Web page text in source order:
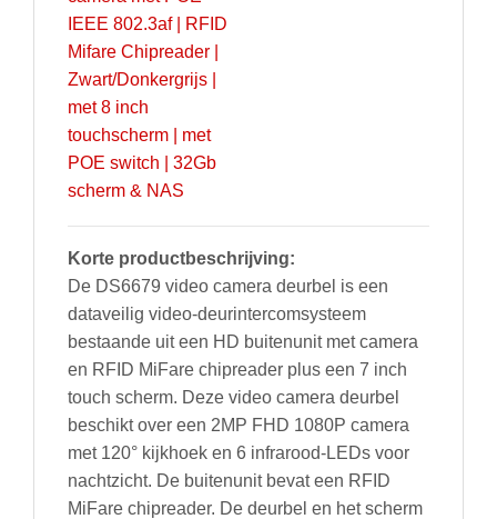
Korte productbeschrijving:
De DS6679 video camera deurbel is een
dataveilig video-deurintercomsysteem
bestaande uit een HD buitenunit met camera
en RFID MiFare chipreader plus een 7 inch
touch scherm. Deze video camera deurbel
beschikt over een 2MP FHD 1080P camera
met 120° kijkhoek en 6 infrarood-LEDs voor
nachtzicht. De buitenunit bevat een RFID
MiFare chipreader. De deurbel en het scherm